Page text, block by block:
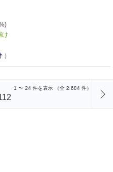
け
）
1 〜 24 件を表示 （全 2,684 件）